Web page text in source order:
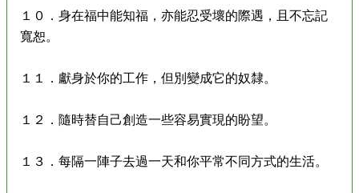
１０．身在福中能知福，亦能忍受壞的際遇，且不忘記
寬恕。
１１．獻身於你的工作，但別變成它的奴隸。
１２．隨時替自己創造一些容易實現的盼望。
１３．每隔一陣子去過一天和你平常不同方式的生活。